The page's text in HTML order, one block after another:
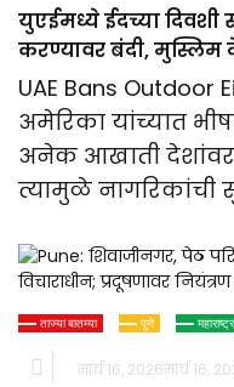
युएईमध्ये ईदच्या
करण्यावर बंदी, मुस्लिम
UAE Bans Outdoor
अमेरिका यांच्यात
अनेक आखाती
त्यामुळे नागरिकांची
ताज्या बातम्या पुणे महाराष्ट्र
मार्च 16, 2026मार्च 16,